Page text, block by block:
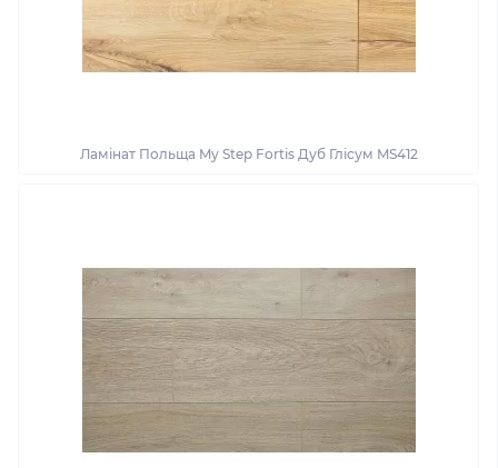
Ламінат Польща My Step Fortis Дуб Глісум MS412